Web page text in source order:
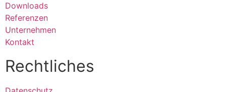
Downloads
Referenzen
Unternehmen
Kontakt
Rechtliches